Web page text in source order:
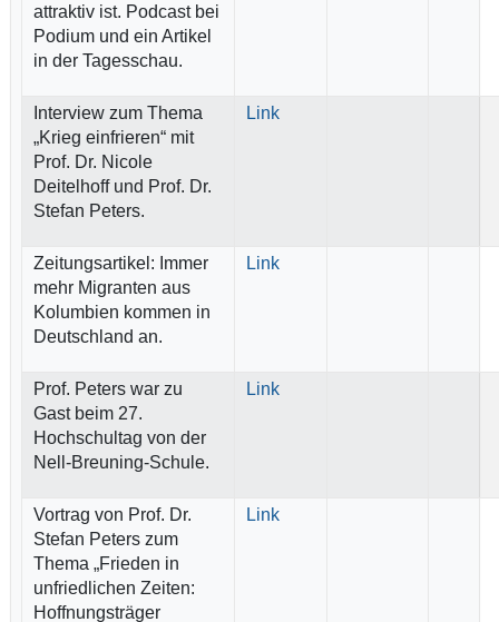
attraktiv ist. Podcast bei
Podium und ein Artikel
in der Tagesschau.
Interview zum Thema
„Krieg einfrieren“ mit
Prof. Dr. Nicole
Deitelhoff und Prof. Dr.
Stefan Peters.
Link
Zeitungsartikel: Immer
mehr Migranten aus
Kolumbien kommen in
Deutschland an.
Link
Prof. Peters war zu
Gast beim 27.
Hochschultag von der
Nell-Breuning-Schule.
Link
Vortrag von Prof. Dr.
Stefan Peters zum
Thema „Frieden in
unfriedlichen Zeiten:
Hoffnungsträger
Link